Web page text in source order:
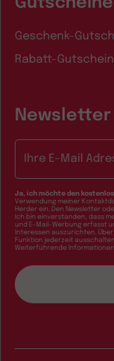
Geschenk-
Rabatt-Gutschein
Ja, ich möchte den
Verwendung meiner
Herder ein. Den Newsletter
Ich bin einverstanden, dass
und E-Mail-Werbung erfasst
Interessen auszurichten.
Funktion jederzeit ausschalten.
Weiterführende